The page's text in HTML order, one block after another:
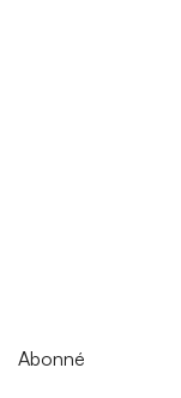
Abonné